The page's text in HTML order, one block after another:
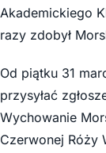
Akademickiego
razy zdobył
Od piątku 31
przysyłać
Wychowanie
Czerwonej Róży